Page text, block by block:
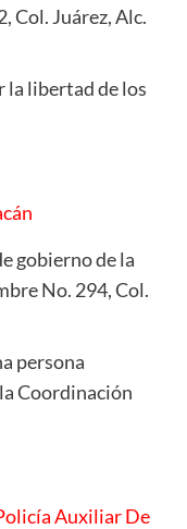
Col. Juárez, Alc.
la libertad de los
gobierno de la
No. 294, Col.
persona
Coordinación
Auxiliar De